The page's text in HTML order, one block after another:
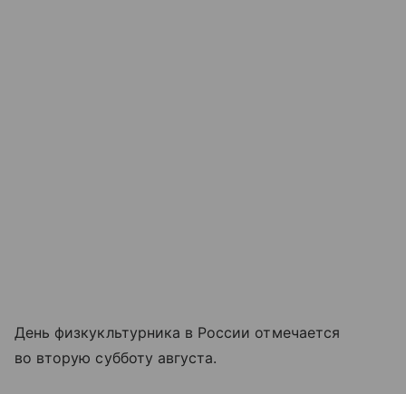
День физкукльтурника в России отмечается
во вторую субботу августа.